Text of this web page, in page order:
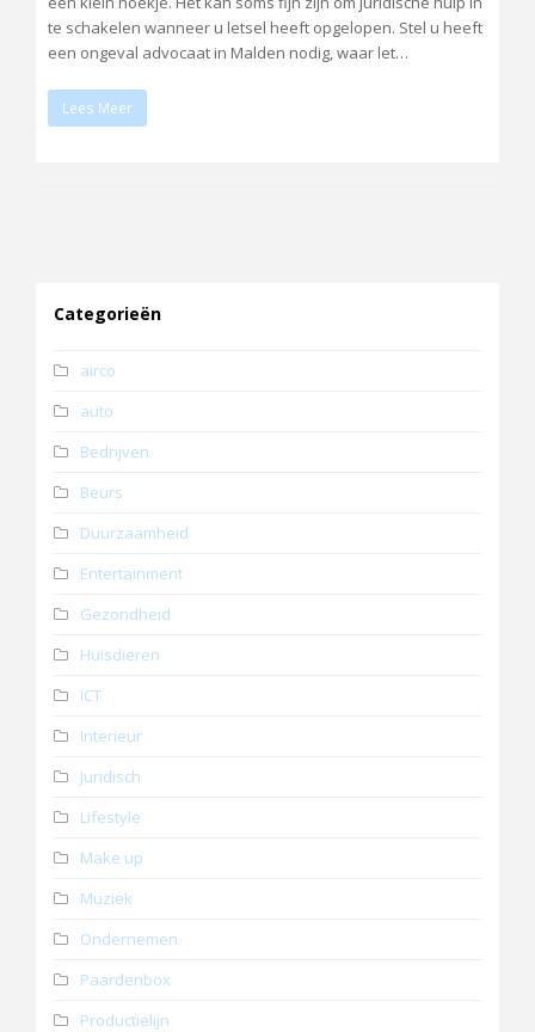
te schakelen wanneer u letsel heeft opgelopen. Stel u heeft
een ongeval advocaat in Malden nodig, waar let…
Lees Meer
Categorieën
airco
auto
Bedrijven
Beurs
Duurzaamheid
Entertainment
Gezondheid
Huisdieren
ICT
Interieur
Juridisch
Lifestyle
Make up
Muziek
Ondernemen
Paardenbox
Productielijn